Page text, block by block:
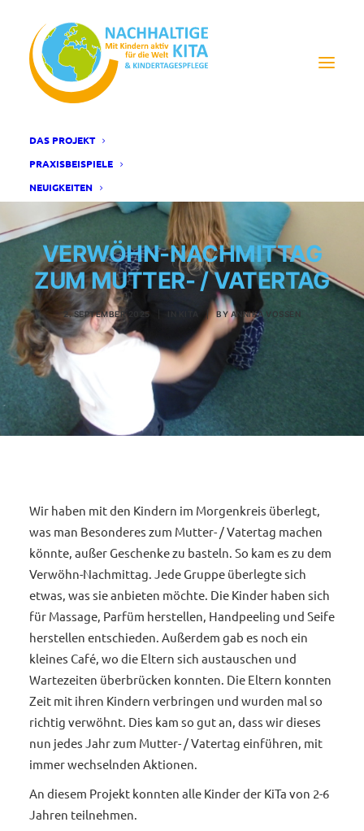
DAS PROJEKT
PRAXISBEISPIELE
NEUIGKEITEN
VERWÖHN-NACHMITTAG
ZUM MUTTER- / VATERTAG
2. SEPTEMBER 2025 | BYANNIKA VOSSEN
Wir haben mit den Kindern im Morgenkreis überlegt,
was man Besonderes zum Mutter- / Vatertag machen
könnte, außer Geschenke zu basteln. So kam es zu dem
Verwöhn-Nachmittag. Jede Gruppe überlegte sich
etwas, was sie anbieten möchte. Die Kinder haben sich
für Massage, Parfüm herstellen, Handpeeling und Seife
herstellen entschieden. Außerdem gab es noch ein
kleines Café, wo die Eltern sich austauschen und
Wartezeiten überbrücken konnten. Die Eltern konnten
Zeit mit ihren Kindern verbringen und wurden mal so
richtig verwöhnt. Dies kam so gut an, dass wir dieses
nun jedes Jahr zum Mutter- / Vatertag einführen, mit
immer wechselnden Aktionen.
An diesem Projekt konnten alle Kinder der KiTa von 2-6
Jahren teilnehmen.